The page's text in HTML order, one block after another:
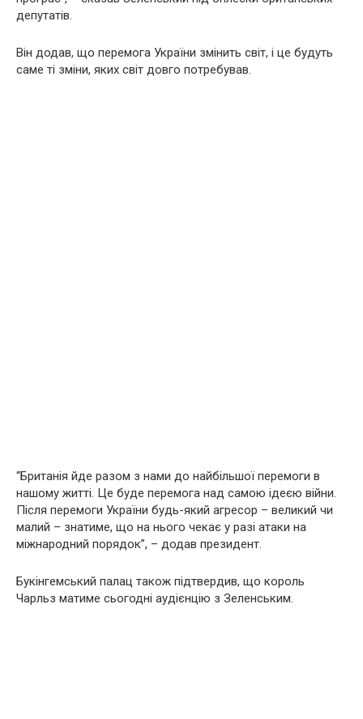
депутатів.
Він додав, що перемога України змінить світ, і це будуть
саме ті зміни, яких світ довго потребував.
“Британія йде разом з нами до найбільшої перемоги в
нашому житті. Це буде перемога над самою ідеєю війни.
Після перемоги України будь-який агресор – великий чи
малий – знатиме, що на нього чекає у разі атаки на
міжнародний порядок”, – додав президент.
Букінгемський палац також підтвердив, що король
Чарльз матиме сьогодні аудієнцію з Зеленським.